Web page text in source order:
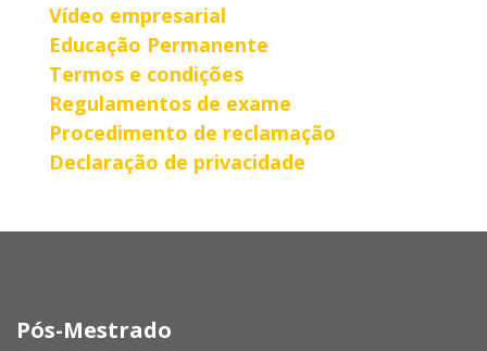
Vídeo empresarial
Educação Permanente
Termos e condições
Regulamentos de exame
Procedimento de reclamação
Declaração de privacidade
Pós-Mestrado